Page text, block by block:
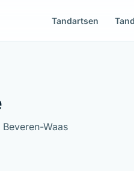
Tandartsen
Waas